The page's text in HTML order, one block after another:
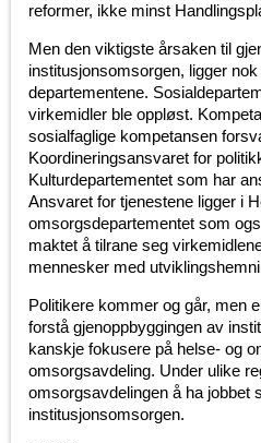
reformer, ikke minst
Men den viktigste årsaken til
institusjonsomsorgen, ligger
departementene.
virkemidler ble oppløst.
sosialfaglige kompetansen
Koordineringsansvaret for
Kulturdepartementet som har
Ansvaret for tjenestene ligger i
omsorgsdepartementet som
maktet å tilrane seg
mennesker med
Politikere kommer og går, men
forstå gjenoppbyggingen av
kanskje fokusere på helse- og
omsorgsavdeling. Under ulike
omsorgsavdelingen å ha jobbet
institusjonsomsorgen.